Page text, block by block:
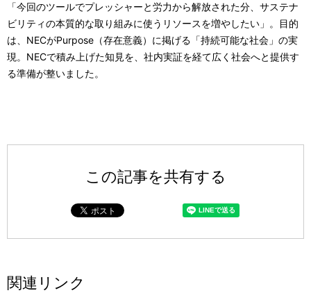
「今回のツールでプレッシャーと労力から解放された分、サステナ
ビリティの本質的な取り組みに使うリソースを増やしたい」。目的
は、NECがPurpose（存在意義）に掲げる「持続可能な社会」の実
現。NECで積み上げた知見を、社内実証を経て広く社会へと提供す
る準備が整いました。
この記事を共有する
関連リンク